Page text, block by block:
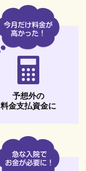
予想外の
料金支払資金に